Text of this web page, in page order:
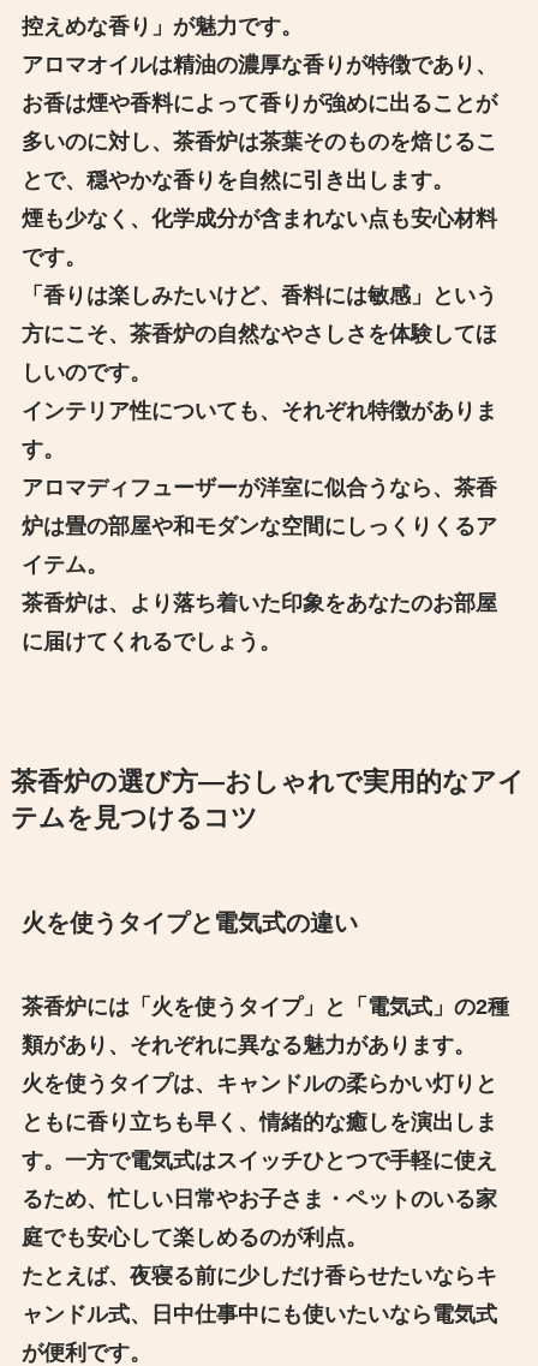
控えめな香り」が魅力です。
アロマオイルは精油の濃厚な香りが特徴であり、
お香は煙や香料によって香りが強めに出ることが
多いのに対し、茶香炉は茶葉そのものを焙じるこ
とで、穏やかな香りを自然に引き出します。
煙も少なく、化学成分が含まれない点も安心材料
です。
「香りは楽しみたいけど、香料には敏感」という
方にこそ、茶香炉の自然なやさしさを体験してほ
しいのです。
インテリア性についても、それぞれ特徴がありま
す。
アロマディフューザーが洋室に似合うなら、茶香
炉は畳の部屋や和モダンな空間にしっくりくるア
イテム。
茶香炉は、より落ち着いた印象をあなたのお部屋
に届けてくれるでしょう。
茶香炉の選び方―おしゃれで実用的なアイ
テムを見つけるコツ
火を使うタイプと電気式の違い
茶香炉には「火を使うタイプ」と「電気式」の2種
類があり、それぞれに異なる魅力があります。
火を使うタイプは、キャンドルの柔らかい灯りと
ともに香り立ちも早く、情緒的な癒しを演出しま
す。一方で電気式はスイッチひとつで手軽に使え
るため、忙しい日常やお子さま・ペットのいる家
庭でも安心して楽しめるのが利点。
たとえば、夜寝る前に少しだけ香らせたいならキ
ャンドル式、日中仕事中にも使いたいなら電気式
が便利です。